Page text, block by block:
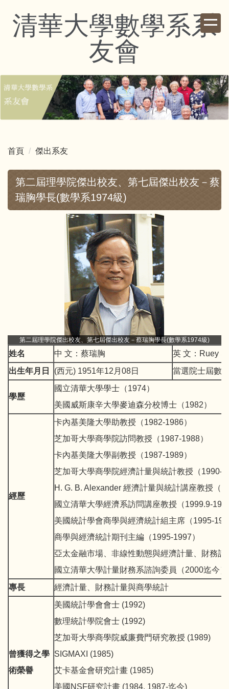
清華大學數學系系
友會
首頁 傑出系友
第二屆理學院傑出校友、第七屆傑出校友－蔡
瑞胸學長(數學系1974級)
第二屆理學院傑出校友、第七屆傑出校友－蔡瑞胸學長(數學系1974級)
姓名 中 文：蔡瑞胸
英 文：Ruey
出生年月日
(西元) 1951年12月08日 當選院士屆數
學歷
國立清華大學學士（1974）
美國威斯康辛大學麥迪森分校博士（1982）
經歷
卡內基美隆大學助教授（1982-1986）
芝加哥大學商學院訪問教授（1987-1988）
卡內基美隆大學副教授（1987-1989）
芝加哥大學商學院經濟計量與統計教授（1990-
H. G. B. Alexander 經濟計量與統計講座教授（
國立清華大學經濟系訪問講座教授（1999.9-
美國統計學會商學與經濟統計組主席（1995-
商學與經濟統計期刊主編（1995-1997）
亞太金融市場、非線性動態與經濟計量、財務計
國立清華大學計量財務系諮詢委員（2000迄今）
專長
經濟計量、財務計量與商學統計
曾獲得之學
術榮譽
美國統計學會會士 (1992)
數理統計學院會士 (1992)
芝加哥大學商學院威廉費門研究教授 (1989)
SIGMAXI (1985)
艾卡基金會研究計畫 (1985)
美國NSF研究計畫 (1984, 1987-迄今)